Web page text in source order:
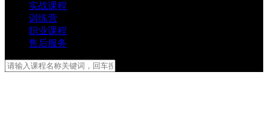
实战课程
训练营
职业课程
售后服务